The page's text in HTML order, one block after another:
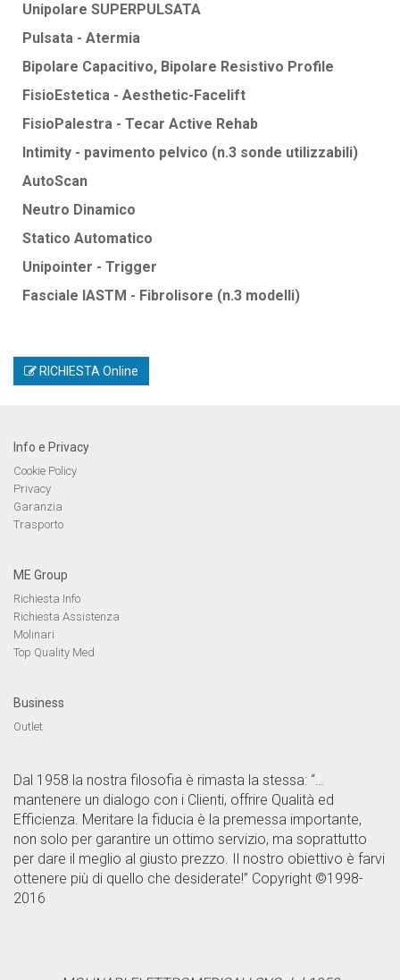
Unipolare SUPERPULSATA
Pulsata - Atermia
Bipolare Capacitivo, Bipolare Resistivo Profile
FisioEstetica - Aesthetic-Facelift
FisioPalestra - Tecar Active Rehab
Intimity - pavimento pelvico (n.3 sonde utilizzabili)
AutoScan
Neutro Dinamico
Statico Automatico
Unipointer - Trigger
Fasciale IASTM - Fibrolisore (n.3 modelli)
RICHIESTA Online
Info e Privacy
Cookie Policy
Privacy
Garanzia
Trasporto
ME Group
Richiesta Info
Richiesta Assistenza
Molinari
Top Quality Med
Business
Outlet
Dal 1958 la nostra filosofia è rimasta la stessa: “…
mantenere un dialogo con i Clienti, offrire Qualità ed
Efficienza. Meritare la fiducia è la premessa importante,
non solo per garantire un ottimo servizio, ma soprattutto
per dare il meglio al giusto prezzo. Il nostro obiettivo è farvi
ottenere più di quello che desiderate!” Copyright ©1998-
2016